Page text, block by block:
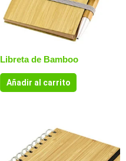
Libreta de Bamboo
Añadir al carrito